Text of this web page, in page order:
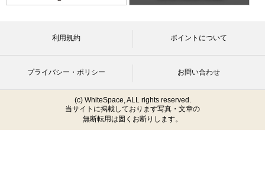
利用規約 ポイントについて
プライバシー・ポリシー お問い合わせ
(c) WhiteSpace, ALL rights reserved.
当サイトに掲載しております写真・文章の
無断転用は固くお断りします。